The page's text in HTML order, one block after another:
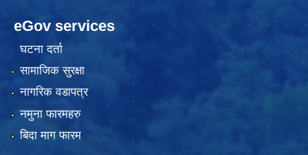
eGov services
घटना दर्ता
सामाजिक सुरक्षा
नागरिक वडापत्र
नमुना फारमहरु
बिदा माग फारम